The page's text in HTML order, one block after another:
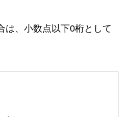
は、小数点以下0桁として